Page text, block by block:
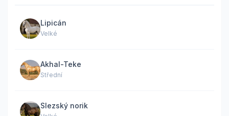
Lipicán
Velké
Akhal-Teke
Střední
Slezský norik